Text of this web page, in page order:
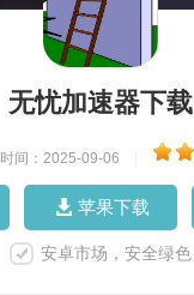
无忧加速器下载
时间：2025-09-06
苹果下载
安卓市场，安全绿色